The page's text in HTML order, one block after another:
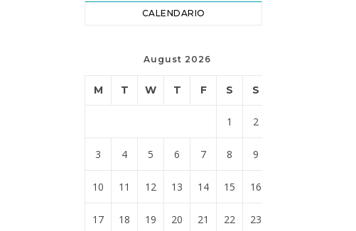
CALENDARIO
August 2026
M T W T F S S
1 2
3 4 5 6 7 8 9
10 11 12 13 14 15 16
17 18 19 20 21 22 23